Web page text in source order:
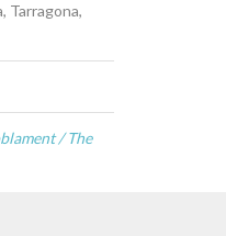
Tarragona,
/ The